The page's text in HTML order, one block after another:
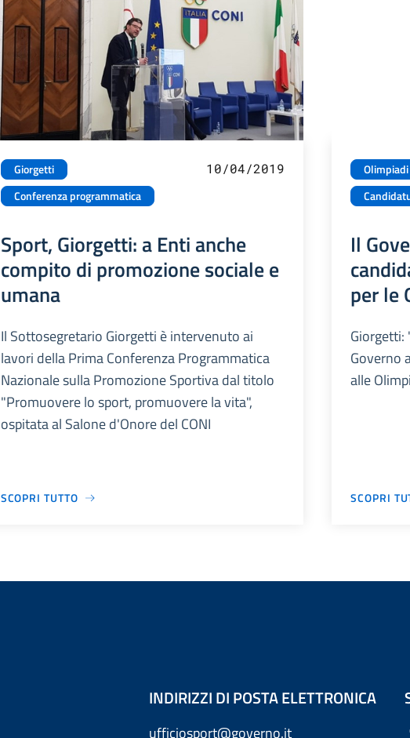
Giorgetti
Conferenza programmatica
10/04/2019
Sport, Giorgetti: a Enti anche
compito di promozione sociale e
umana
Il Sottosegretario Giorgetti è intervenuto ai
lavori della Prima Conferenza Programmatica
Nazionale sulla Promozione Sportiva dal titolo
"Promuovere lo sport, promuovere la vita",
ospitata al Salone d'Onore del CONI
SCOPRI TUTTO
Il
per le
Governo
alle
SCOPRI
INDIRIZZI DI POSTA ELETTRONICA
ufficiosport@governo.it